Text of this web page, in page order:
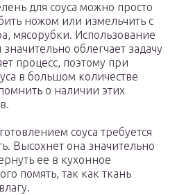
для соуса можно просто
ножом или измельчить с
мясорубки. Использование
облегчает задачу
процесс, поэтому при
в большом количестве
о наличии этих
соуса требуется
Высохнет она значительно
ее в кухонное
помять, так как ткань